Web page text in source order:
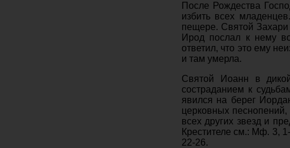
После Рождества
избить всех
пещере. Святой
Ирод послал к нему
ответил, что это ему
и там умерла.
Святой Иоанн в
состраданием к
явился на берег
церковных
всех других звезд и
Крестителе см.: Мф. 3,
22-26.